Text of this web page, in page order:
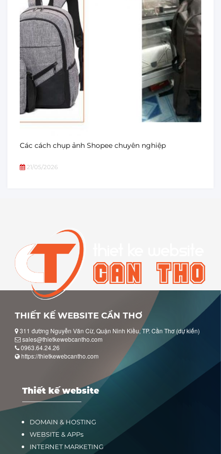
Các cách chụp ảnh Shopee chuyên nghiệp
21/05/2026
THIẾT KẾ WEBSITE CẦN THƠ
311 đường Nguyễn Văn Cừ, Quận Ninh Kiều, TP. Cần Thơ (dự kiến)
sales@thietkewebcantho.com
0963.64.24.26
https://thietkewebcantho.com
Thiết kế website
DOMAIN & HOSTING
WEBSITE & APPs
INTERNET MARKETING